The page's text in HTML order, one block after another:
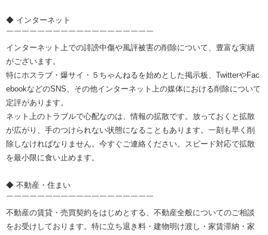
◆ インターネット
￣￣￣￣￣￣￣￣￣￣￣￣￣￣￣￣￣￣￣
インターネット上での誹謗中傷や風評被害の削除について、豊富な実績
がございます。
特にホスラブ・爆サイ・５ちゃんねるを始めとした掲示板、TwitterやFac
ebookなどのSNS、その他インターネット上の媒体における削除について
定評があります。
ネット上のトラブルで心配なのは、情報の拡散です。放っておくと拡散
が広がり、手のつけられない状態になることもあります。一刻も早く削
除しなければなりません。今すぐご連絡ください。スピード対応で拡散
を最小限に食い止めます。
◆ 不動産・住まい
￣￣￣￣￣￣￣￣￣￣￣￣￣￣￣￣￣￣￣
不動産の賃貸・売買契約をはじめとする、不動産全般についてのご相談
をお受けしております。特に立ち退き料・建物明け渡し・家賃滞納・家